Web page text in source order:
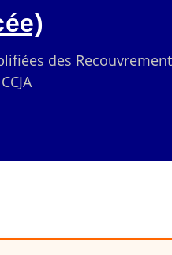
des